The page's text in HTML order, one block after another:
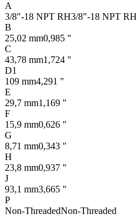
A
3/8"-18 NPT RH3/8"-18 NPT RH
B
25,02 mm0,985 "
C
43,78 mm1,724 "
D1
109 mm4,291 "
E
29,7 mm1,169 "
F
15,9 mm0,626 "
G
8,71 mm0,343 "
H
23,8 mm0,937 "
J
93,1 mm3,665 "
P
Non-ThreadedNon-Threaded